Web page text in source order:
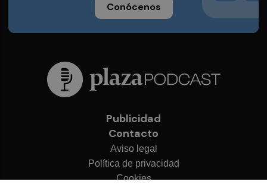
Conócenos
Publicidad
Contacto
Aviso legal
Política de privacidad
Cookies